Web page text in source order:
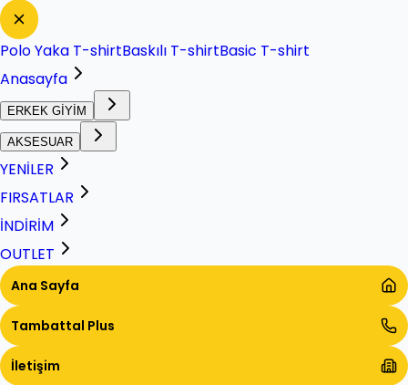
Polo Yaka T-shirtBaskılı T-shirtBasic T-shirt
Anasayfa
ERKEK GİYİM
AKSESUAR
YENİLER
FIRSATLAR
İNDİRİM
OUTLET
Ana Sayfa
Tambattal Plus
İletişim